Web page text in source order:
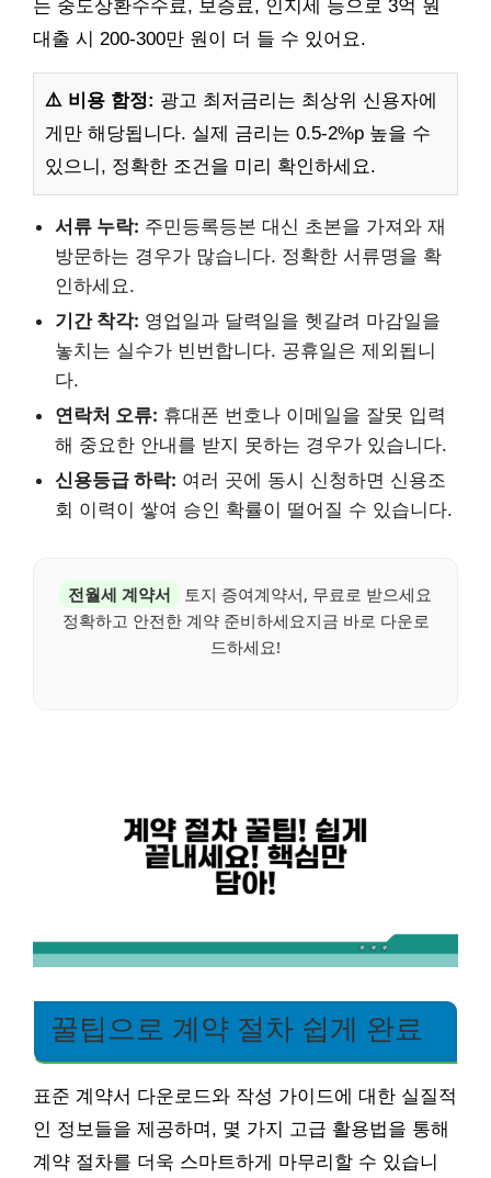
는 중도상환수수료, 보증료, 인지세 등으로 3억 원
대출 시 200-300만 원이 더 들 수 있어요.
⚠️ 비용 함정: 광고 최저금리는 최상위 신용자에
게만 해당됩니다. 실제 금리는 0.5-2%p 높을 수
있으니, 정확한 조건을 미리 확인하세요.
서류 누락: 주민등록등본 대신 초본을 가져와 재
방문하는 경우가 많습니다. 정확한 서류명을 확
인하세요.
기간 착각: 영업일과 달력일을 헷갈려 마감일을
놓치는 실수가 빈번합니다. 공휴일은 제외됩니
다.
연락처 오류: 휴대폰 번호나 이메일을 잘못 입력
해 중요한 안내를 받지 못하는 경우가 있습니다.
신용등급 하락: 여러 곳에 동시 신청하면 신용조
회 이력이 쌓여 승인 확률이 떨어질 수 있습니다.
전월세 계약서
토지 증여계약서, 무료로 받으세요
정확하고 안전한 계약 준비하세요지금 바로 다운로
드하세요!
꿀팁으로 계약 절차 쉽게 완료
표준 계약서 다운로드와 작성 가이드에 대한 실질적
인 정보들을 제공하며, 몇 가지 고급 활용법을 통해
계약 절차를 더욱 스마트하게 마무리할 수 있습니